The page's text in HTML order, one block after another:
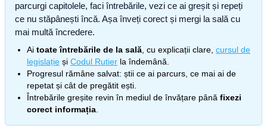
parcurgi capitolele, faci întrebările, vezi ce ai greșit și repeți
ce nu stăpânești încă. Așa înveți corect și mergi la sală cu
mai multă încredere.
Ai toate întrebările de la sală , cu explicații clare, cursul de
legislație și Codul Rutier la îndemână.
Progresul rămâne salvat: știi ce ai parcurs, ce mai ai de
repetat și cât de pregătit ești.
Întrebările greșite revin în mediul de învățare până fixezi
corect informația